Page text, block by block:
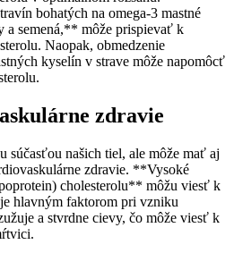
bohatých na omega-3 mastné
a semená,** môže prispievať k
Naopak, obmedzenie
kyselín v strave môže napomôcť
zdravie
súčasťou našich tiel, ale môže mať aj
zdravie. **Vysoké
cholesterolu** môžu viesť k
hlavným faktorom pri vzniku
a stvrdne cievy, čo môže viesť k